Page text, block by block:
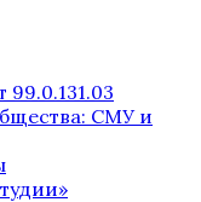
СМУ и